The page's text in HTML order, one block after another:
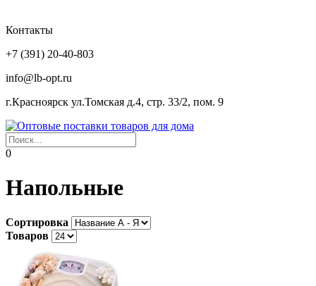
Контакты
+7 (391) 20-40-803
info@lb-opt.ru
г.Красноярск ул.Томская д.4, стр. 33/2, пом. 9
0
Напольные
Сортировка
Товаров